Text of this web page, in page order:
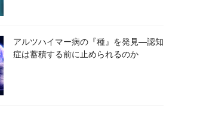
アルツハイマー病の『種』を発見―認知
症は蓄積する前に止められるのか